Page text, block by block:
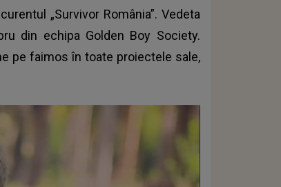
„Survivor România”. Vedeta
din echipa Golden Boy Society.
pe faimos în toate proiectele sale,